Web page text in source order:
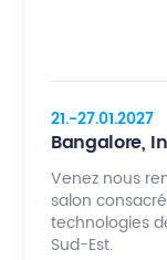
21.-27.01.2027
Bangalore,
Venez nous
salon
technologies
Sud-Est.